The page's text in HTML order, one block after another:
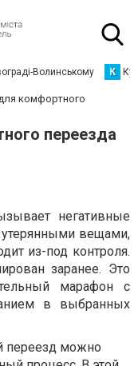
Волинському К
комфортного
переезда
негативные
утерянными вещами,
из-под контроля.
заранее. Это
марафон с
в выбранных
переезд можно